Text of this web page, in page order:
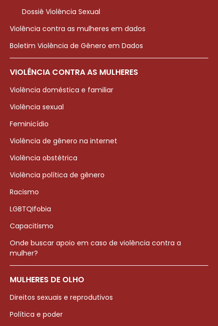
Dossiê Violência Sexual
Violência contra as mulheres em dados
Boletim Violência de Gênero em Dados
VIOLÊNCIA CONTRA AS MULHERES
Violência doméstica e familiar
Violência sexual
Feminicídio
Violência de gênero na internet
Violência obstétrica
Violência política de gênero
Racismo
LGBTQIfobia
Capacitismo
Onde buscar apoio em caso de violência contra a
mulher?
MULHERES DE OLHO
Direitos sexuais e reprodutivos
Política e poder